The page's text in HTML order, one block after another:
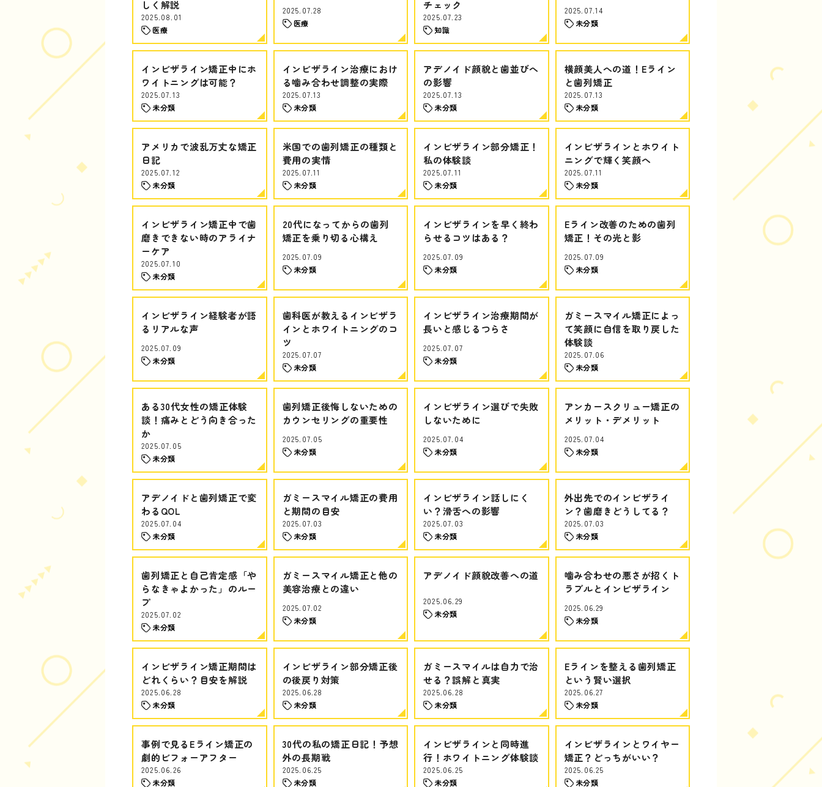
しく解説
2025.08.01
医療
2025.07.28
医療
チェック
2025.07.23
知識
2025.07.14
未分類
インビザライン矯正中にホ
ワイトニングは可能？
2025.07.13
未分類
インビザライン治療におけ
る噛み合わせ調整の実際
2025.07.13
未分類
アデノイド顔貌と歯並びへ
の影響
2025.07.13
未分類
横顔美人への道！Eライン
と歯列矯正
2025.07.13
未分類
アメリカで波乱万丈な矯正
日記
2025.07.12
未分類
米国での歯列矯正の種類と
費用の実情
2025.07.11
未分類
インビザライン部分矯正！
私の体験談
2025.07.11
未分類
インビザラインとホワイト
ニングで輝く笑顔へ
2025.07.11
未分類
インビザライン矯正中で歯
磨きできない時のアライナ
ーケア
2025.07.10
未分類
20代になってからの歯列
矯正を乗り切る心構え
2025.07.09
未分類
インビザラインを早く終わ
らせるコツはある？
2025.07.09
未分類
Eライン改善のための歯列
矯正！その光と影
2025.07.09
未分類
インビザライン経験者が語
るリアルな声
2025.07.09
未分類
歯科医が教えるインビザラ
インとホワイトニングのコ
ツ
2025.07.07
未分類
インビザライン治療期間が
長いと感じるつらさ
2025.07.07
未分類
ガミースマイル矯正によっ
て笑顔に自信を取り戻した
体験談
2025.07.06
未分類
ある30代女性の矯正体験
談！痛みとどう向き合った
か
2025.07.05
未分類
歯列矯正後悔しないための
カウンセリングの重要性
2025.07.05
未分類
インビザライン選びで失敗
しないために
2025.07.04
未分類
アンカースクリュー矯正の
メリット・デメリット
2025.07.04
未分類
アデノイドと歯列矯正で変
わるQOL
2025.07.04
未分類
ガミースマイル矯正の費用
と期間の目安
2025.07.03
未分類
インビザライン話しにく
い？滑舌への影響
2025.07.03
未分類
外出先でのインビザライ
ン？歯磨きどうしてる？
2025.07.03
未分類
歯列矯正と自己肯定感「や
らなきゃよかった」のルー
プ
2025.07.02
未分類
ガミースマイル矯正と他の
美容治療との違い
2025.07.02
未分類
アデノイド顔貌改善への道
2025.06.29
未分類
噛み合わせの悪さが招くト
ラブルとインビザライン
2025.06.29
未分類
インビザライン矯正期間は
どれくらい？目安を解説
2025.06.28
未分類
インビザライン部分矯正後
の後戻り対策
2025.06.28
未分類
ガミースマイルは自力で治
せる？誤解と真実
2025.06.28
未分類
Eラインを整える歯列矯正
という賢い選択
2025.06.27
未分類
事例で見るEライン矯正の
劇的ビフォーアフター
2025.06.26
未分類
30代の私の矯正日記！予想
外の長期戦
2025.06.25
未分類
インビザラインと同時進
行！ホワイトニング体験談
2025.06.25
未分類
インビザラインとワイヤー
矯正？どっちがいい？
2025.06.25
未分類